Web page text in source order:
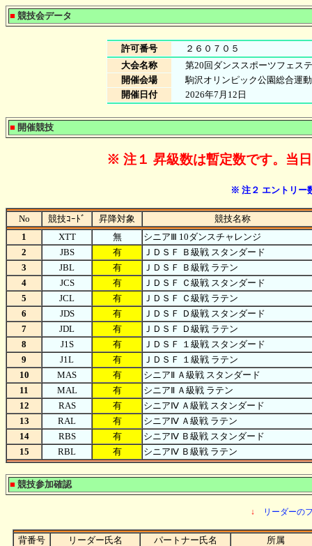
■ 競技会データ
許可番号
２６０７０５
大会名称
第20回ダンススポーツフェス
開催会場
駒沢オリンピック公園総合運
開催日付
2026年7月12日
■ 開催競技
※ 注１ 昇級数は暫定数です。当
※ 注２ エントリー
No 競技ｺｰﾄﾞ 昇降対象
競技名称
1
XTT 無
シニアⅢ 10ダンスチャレンジ
2
JBS 有
ＪＤＳＦ Ｂ級戦 スタンダード
3
JBL 有
ＪＤＳＦ Ｂ級戦 ラテン
4
JCS 有
ＪＤＳＦ Ｃ級戦 スタンダード
5
JCL 有
ＪＤＳＦ Ｃ級戦 ラテン
6
JDS 有
ＪＤＳＦ Ｄ級戦 スタンダード
7
JDL 有
ＪＤＳＦ Ｄ級戦 ラテン
8
J1S 有
ＪＤＳＦ １級戦 スタンダード
9
J1L 有
ＪＤＳＦ １級戦 ラテン
10
MAS 有
シニアⅡ Ａ級戦 スタンダード
11
MAL 有
シニアⅡ Ａ級戦 ラテン
12
RAS 有
シニアⅣ Ａ級戦 スタンダード
13
RAL 有
シニアⅣ Ａ級戦 ラテン
14
RBS 有
シニアⅣ Ｂ級戦 スタンダード
15
RBL 有 シニアⅣ Ｂ級戦 ラテン
■ 競技参加確認
↓ リーダーの
背番号 リーダー氏名 パートナー氏名 所属